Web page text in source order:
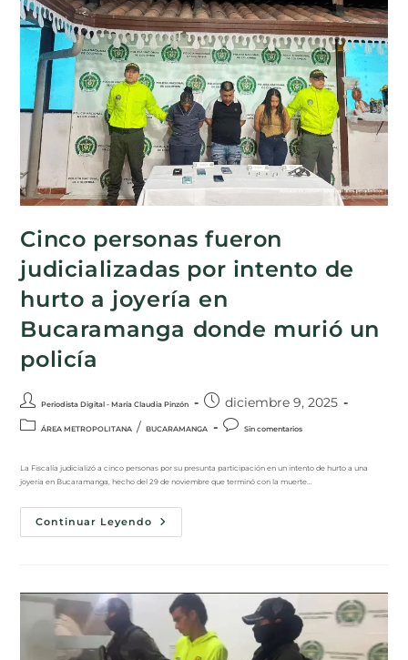
Cinco personas fueron
judicializadas por intento de
hurto a joyería en
Bucaramanga donde murió un
policía
Periodista Digital - María Claudia Pinzón diciembre 9, 2025
ÁREA METROPOLITANA / BUCARAMANGA Sin comentarios
La Fiscalía judicializó a cinco personas por su presunta participación en un intento de hurto a una
joyería en Bucaramanga, hecho del 29 de noviembre que terminó con la muerte…
Continuar Leyendo